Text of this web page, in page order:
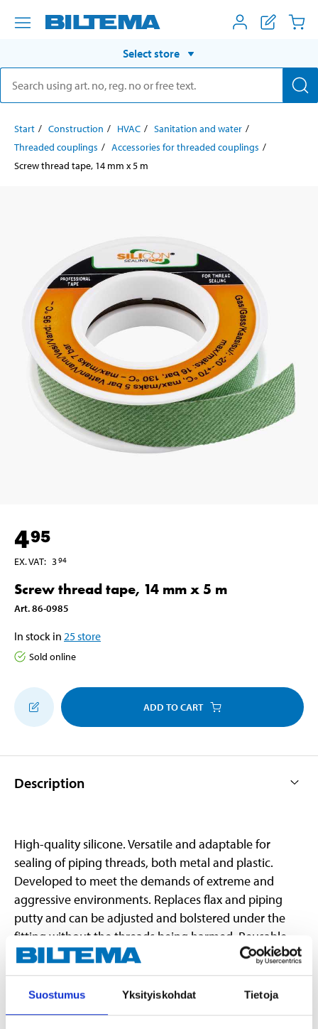
Suostumus Yksityiskohdat Tietoja
Select store
Start Construction HVAC
Sanitation and water
Threaded couplings
Accessories for threaded couplings
Screw thread tape, 14 mm x 5 m
495
EX. VAT: 394
Screw thread tape, 14 mm x 5 m
Art.86-0985
In stock in 25store
Sold online
ADD TO CART
Description
High-quality silicone. Versatile and adaptable for
sealing of piping threads, both metal and plastic.
Developed to meet the demands of extreme and
aggressive environments. Replaces flax and piping
putty and can be adjusted and bolstered under the
fitting without the threads being harmed. Reusable.
Areas of application: water, drainage, gas and heating.
DVGW certification, UNI EN-751/2.